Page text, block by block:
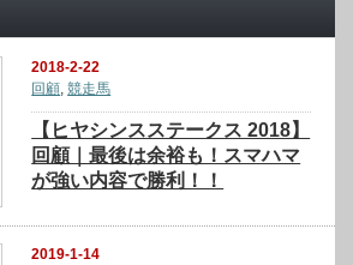
2018-2-22
回顧,競走馬
【ヒヤシンスステークス 2018】
回顧｜最後は余裕も！スマハマ
が強い内容で勝利！！
2019-1-14